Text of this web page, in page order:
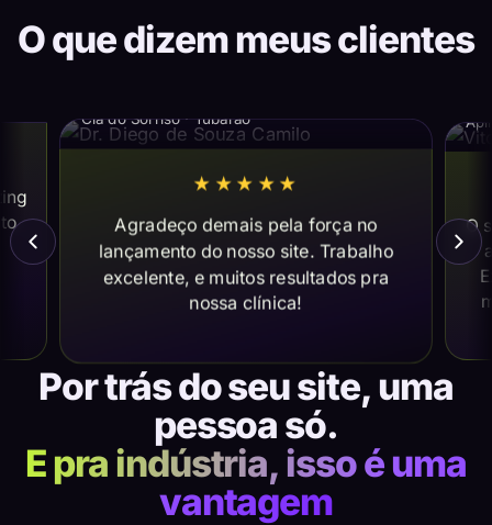
O que dizem meus clientes
Cia do Sorriso · Tubarão
★★★★★
Agradeço demais pela força no
lançamento do nosso site. Trabalho
excelente, e muitos resultados pra
nossa clínica!
O
Por trás do seu site, uma
pessoa só.
E pra indústria, isso é uma
vantagem